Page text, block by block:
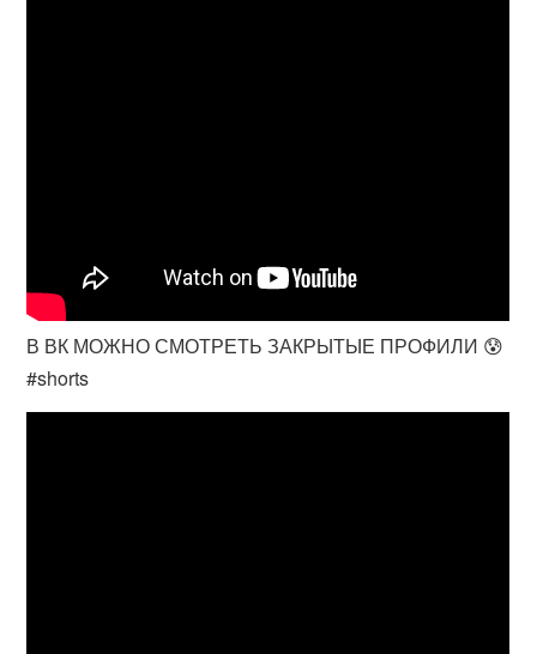
В ВК МОЖНО СМОТРЕТЬ ЗАКРЫТЫЕ ПРОФИЛИ 😰
#shorts